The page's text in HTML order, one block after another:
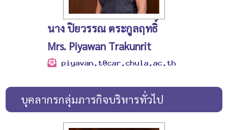
นาง ปิยวรรณ ตระกูลฤทธิ์
Mrs. Piyawan Trakunrit
บุคลากรกลุ่มภารกิจบริหารทั่วไป